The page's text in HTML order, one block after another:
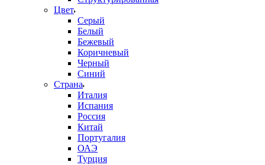
Цвет
Серый
Белый
Бежевый
Коричневый
Черный
Синий
Страна
Италия
Испания
Россия
Китай
Португалия
ОАЭ
Турция